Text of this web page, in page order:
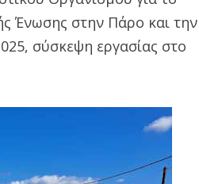
Ένωσης στην Πάρο και την
σύσκεψη εργασίας στο